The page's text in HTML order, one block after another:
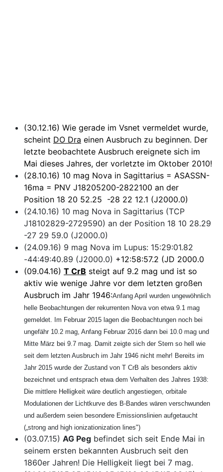
(30.12.16) Wie gerade im Vsnet vermeldet wurde,
scheint DO Dra einen Ausbruch zu beginnen. Der
letzte beobachtete Ausbruch ereignete sich im
Mai dieses Jahres, der vorletzte im Oktober 2010!
(28.10.16) 10 mag Nova in Sagittarius = ASASSN-
16ma = PNV J18205200-2822100 an der
Position 18 20 52.25 -28 22 12.1 (J2000.0)
(24.10.16) 10 mag Nova in Sagittarius (TCP
J18102829-2729590) an der Position 18 10 28.29
-27 29 59.0 (J2000.0)
(24.09.16) 9 mag Nova im Lupus: 15:29:01.82
-44:49:40.89 (J2000.0) +12:58:57.2 (JD 2000.0
(09.04.16) T CrB steigt auf 9.2 mag und ist so
aktiv wie wenige Jahre vor dem letzten großen
Ausbruch im Jahr 1946:Anfang April wurden ungewöhnlich
helle Beobachtungen der rekurrenten Nova von etwa 9.1 mag
gemeldet. Im Februar 2015 lagen die Beobachtungen noch bei
ungefähr 10.2 mag, Anfang Februar 2016 dann bei 10.0 mag und
Mitte März bei 9.7 mag. Damit zeigte sich der Stern so hell wie
seit dem letzten Ausbruch im Jahr 1946 nicht mehr! Bereits im
Jahr 2015 wurde der Zustand von T CrB als besonders aktiv
bezeichnet und entsprach etwa dem Verhalten des Jahres 1938:
Die mittlere Helligkeit wäre deutlich angestiegen, orbitale
Modulationen der Lichtkurve des B-Bandes wären verschwunden
und außerdem seien besondere Emissionslinien aufgetaucht
(„strong and high ionizationization lines")
(03.07.15) AG Peg befindet sich seit Ende Mai in
seinem ersten bekannten Ausbruch seit den
1860er Jahren! Die Helligkeit liegt bei 7 mag.